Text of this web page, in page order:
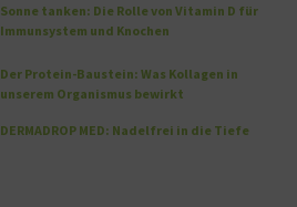
Sonne tanken: Die Rolle von Vitamin D für
Immunsystem und Knochen
Der Protein-Baustein: Was Kollagen in
unserem Organismus bewirkt
DERMADROP MED: Nadelfrei in die Tiefe